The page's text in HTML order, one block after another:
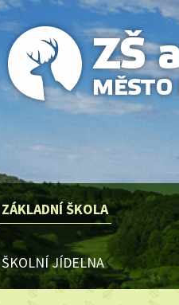
ZÁKLADNÍ ŠKOLA
ŠKOLNÍ JÍDELNA